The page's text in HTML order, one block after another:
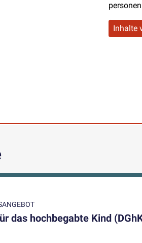
Inhalte
das hochbegabte Kind